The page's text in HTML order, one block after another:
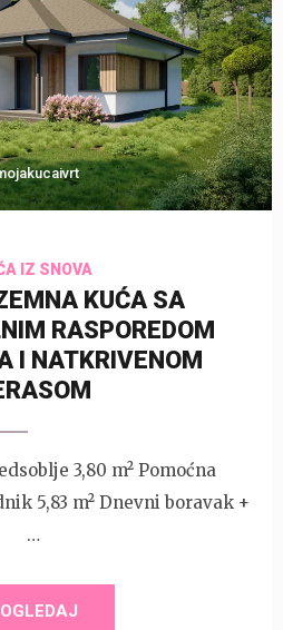
IZ SNOVA
KUĆA SA
RASPOREDOM
I NATKRIVENOM
3,80 m² Pomoćna
5,83 m² Dnevni boravak +
…